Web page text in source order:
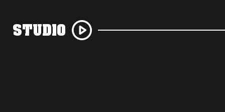
STUDIO